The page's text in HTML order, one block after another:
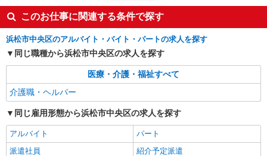
株式会社kotrio /●SZ-H-2068184
毎日通うのが楽しみになる＊ホテルのような美
しいサ高住のSTAFF
時給1500円〜2125円 ＜日払い有/週払い有/交
通費全支給(ガソリン代含む)＞
浜松市中央区
キープ
派遣社員
株式会社kotrio /●SZ-H-1955278
積志駅｜日払いOK！日収1.1万円超え×サ高住
このお仕事に関連する条件で探す
浜松市中央区のアルバイト・バイト・パートの求人を探す
同じ職種から浜松市中央区の求人を探す
医療・介護・福祉すべて
介護職・ヘルパー
同じ雇用形態から浜松市中央区の求人を探す
アルバイト
パート
派遣社員
紹介予定派遣